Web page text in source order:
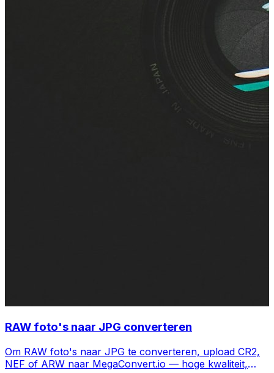
RAW foto's naar JPG converteren
Om RAW foto's naar JPG te converteren, upload CR2,
NEF of ARW naar MegaConvert.io — hoge kwaliteit,